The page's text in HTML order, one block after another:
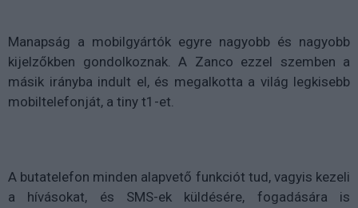
Manapság a mobilgyártók egyre nagyobb és nagyobb
kijelzőkben gondolkoznak. A Zanco ezzel szemben a
másik irányba indult el, és megalkotta a világ legkisebb
mobiltelefonját, a tiny t1-et.
A butatelefon minden alapvető funkciót tud, vagyis kezeli
a hívásokat, és SMS-ek küldésére, fogadására is